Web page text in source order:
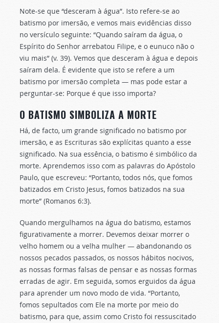
Note-se que “desceram à água”. Isto refere-se ao
batismo por imersão, e vemos mais evidências disso
no versículo seguinte: “Quando saíram da água, o
Espírito do Senhor arrebatou Filipe, e o eunuco não o
viu mais” (v. 39). Vemos que desceram à água e depois
saíram dela. É evidente que isto se refere a um
batismo por imersão completa — mas pode estar a
perguntar-se: Porque é que isso importa?
O BATISMO SIMBOLIZA A MORTE
Há, de facto, um grande significado no batismo por
imersão, e as Escrituras são explícitas quanto a esse
significado. Na sua essência, o batismo é simbólico da
morte. Aprendemos isso com as palavras do Apóstolo
Paulo, que escreveu: “Portanto, todos nós, que fomos
batizados em Cristo Jesus, fomos batizados na sua
morte” (Romanos 6:3).
Quando mergulhamos na água do batismo, estamos
figurativamente a morrer. Devemos deixar morrer o
velho homem ou a velha mulher — abandonando os
nossos pecados passados, os nossos hábitos nocivos,
as nossas formas falsas de pensar e as nossas formas
erradas de agir. Em seguida, somos erguidos da água
para aprender um novo modo de vida. “Portanto,
fomos sepultados com Ele na morte por meio do
batismo, para que, assim como Cristo foi ressuscitado